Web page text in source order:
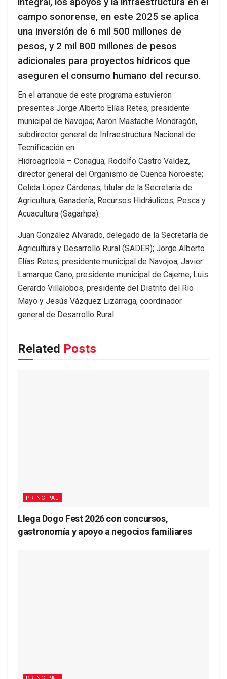
campo sonorense, en este 2025 se aplica
una inversión de 6 mil 500 millones de
pesos, y 2 mil 800 millones de pesos
adicionales para proyectos hídricos que
aseguren el consumo humano del recurso.
En el arranque de este programa estuvieron
presentes Jorge Alberto Elías Retes, presidente
municipal de Navojoa; Aarón Mastache Mondragón,
subdirector general de Infraestructura Nacional de
Tecnificación en
Hidroagrícola – Conagua; Rodolfo Castro Valdez,
director general del Organismo de Cuenca Noroeste;
Celida López Cárdenas, titular de la Secretaría de
Agricultura, Ganadería, Recursos Hidráulicos, Pesca y
Acuacultura (Sagarhpa).
Juan González Alvarado, delegado de la Secretaría de
Agricultura y Desarrollo Rural (SADER); Jorge Alberto
Elías Retes, presidente municipal de Navojoa; Javier
Lamarque Cano, presidente municipal de Cajeme; Luis
Gerardo Villalobos, presidente del Distrito del Rio
Mayo y Jesús Vázquez Lizárraga, coordinador
general de Desarrollo Rural.
Related Posts
PRINCIPAL
Llega Dogo Fest 2026 con concursos,
gastronomía y apoyo a negocios familiares